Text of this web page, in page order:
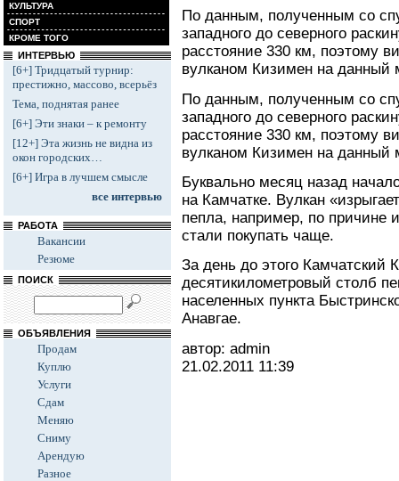
КУЛЬТУРА
СПОРТ
КРОМЕ ТОГО
ИНТЕРВЬЮ
[6+] Тридцатый турнир:
престижно, массово, всерьёз
Тема, поднятая ранее
[6+] Эти знаки – к ремонту
[12+] Эта жизнь не видна из
окон городских…
[6+] Игра в лучшем смысле
все интервью
РАБОТА
Вакансии
Резюме
ПОИСК
ОБЪЯВЛЕНИЯ
Продам
Куплю
Услуги
Сдам
Меняю
Сниму
Арендую
Разное
По данным, полученным со
западного до северного
расстояние 330 км, поэтому
вулканом Кизимен на данный
По данным, полученным со
западного до северного
расстояние 330 км, поэтому
вулканом Кизимен на данный
Буквально месяц назад
на Камчатке. Вулкан
пепла, например, по причине
стали покупать чаще.
За день до этого Камчатский
десятикилометровый столб
населенных пункта
Анавгае.
автор: admin
21.02.2011 11:39